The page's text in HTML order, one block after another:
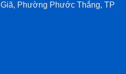
Phường Phước Thắng, TP